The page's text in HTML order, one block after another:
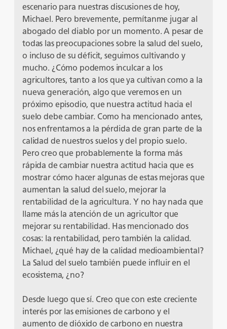
escenario para nuestras discusiones de hoy,
Michael. Pero brevemente, permítanme jugar al
abogado del diablo por un momento. A pesar de
todas las preocupaciones sobre la salud del suelo,
o incluso de su déficit, seguimos cultivando y
mucho. ¿Cómo podemos inculcar a los
agricultores, tanto a los que ya cultivan como a la
nueva generación, algo que veremos en un
próximo episodio, que nuestra actitud hacia el
suelo debe cambiar. Como ha mencionado antes,
nos enfrentamos a la pérdida de gran parte de la
calidad de nuestros suelos y del propio suelo.
Pero creo que probablemente la forma más
rápida de cambiar nuestra actitud hacia que es
mostrar cómo hacer algunas de estas mejoras que
aumentan la salud del suelo, mejorar la
rentabilidad de la agricultura. Y no hay nada que
llame más la atención de un agricultor que
mejorar su rentabilidad. Has mencionado dos
cosas: la rentabilidad, pero también la calidad.
Michael, ¿qué hay de la calidad medioambiental?
La Salud del suelo también puede influir en el
ecosistema, ¿no?
Desde luego que sí. Creo que con este creciente
interés por las emisiones de carbono y el
aumento de dióxido de carbono en nuestra